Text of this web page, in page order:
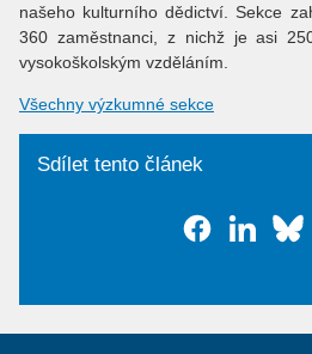
našeho kulturního dědictví. Sekce
360 zaměstnanci, z nichž je asi
vysokoškolským vzděláním.
Všechny výzkumné sekce
Sdílet tento článek